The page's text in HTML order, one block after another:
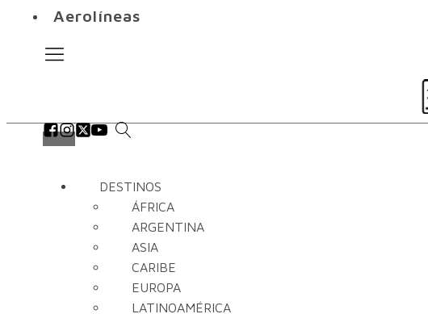
Aerolíneas
DESTINOS
ÁFRICA
ARGENTINA
ASIA
CARIBE
EUROPA
LATINOAMÉRICA